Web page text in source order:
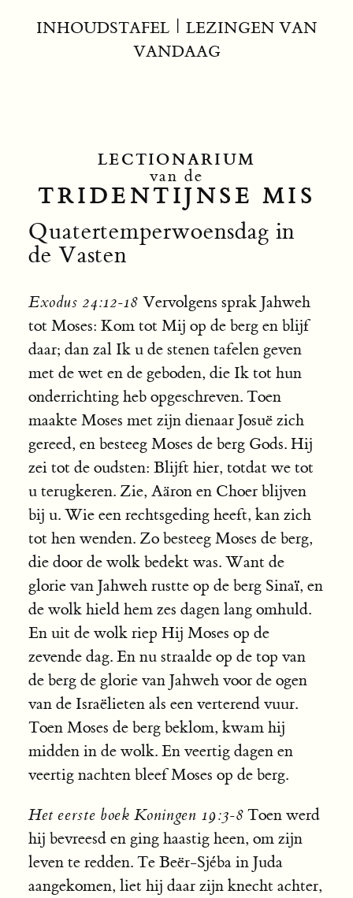
INHOUDSTAFEL| LEZINGEN VAN
VANDAAG
LECTIONARIUM
van de
TRIDENTIJNSE MIS
Quatertemperwoensdag in
de Vasten
Exodus 24:12-18 Vervolgens sprak Jahweh
tot Moses: Kom tot Mij op de berg en blijf
daar; dan zal Ik u de stenen tafelen geven
met de wet en de geboden, die Ik tot hun
onderrichting heb opgeschreven. Toen
maakte Moses met zijn dienaar Josuë zich
gereed, en besteeg Moses de berg Gods. Hij
zei tot de oudsten: Blijft hier, totdat we tot
u terugkeren. Zie, Aäron en Choer blijven
bij u. Wie een rechtsgeding heeft, kan zich
tot hen wenden. Zo besteeg Moses de berg,
die door de wolk bedekt was. Want de
glorie van Jahweh rustte op de berg Sinaï, en
de wolk hield hem zes dagen lang omhuld.
En uit de wolk riep Hij Moses op de
zevende dag. En nu straalde op de top van
de berg de glorie van Jahweh voor de ogen
van de Israëlieten als een verterend vuur.
Toen Moses de berg beklom, kwam hij
midden in de wolk. En veertig dagen en
veertig nachten bleef Moses op de berg.
Het eerste boek Koningen 19:3-8 Toen werd
hij bevreesd en ging haastig heen, om zijn
leven te redden. Te Beër-Sjéba in Juda
aangekomen, liet hij daar zijn knecht achter,